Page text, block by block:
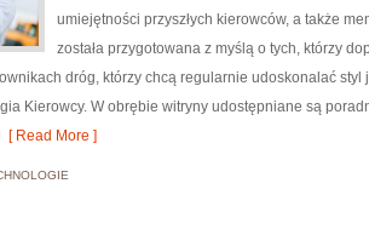
umiejętności przyszłych kierowców, a także
została przygotowana z myślą o tych, którzy
dróg, którzy chcą regularnie udoskonalać styl
Kierowcy. W obrębie witryny udostępniane są
[ Read More ]